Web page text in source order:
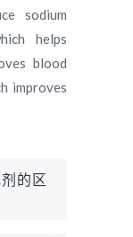
sodium
helps
blood
improves
的区